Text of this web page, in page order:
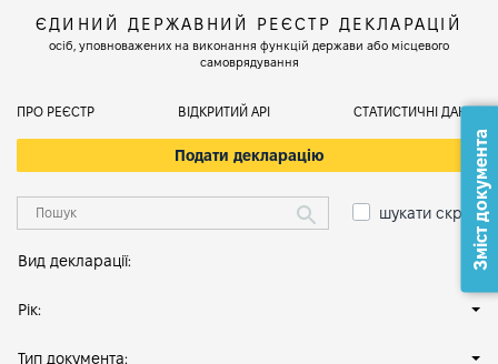
ЄДИНИЙ ДЕРЖАВНИЙ РЕЄСТР ДЕКЛАРАЦІЙ
осіб, уповноважених на виконання функцій держави або місцевого
самоврядування
ПРО РЕЄСТР ВІДКРИТИЙ АРІ СТАТИСТИЧНІ ДАНІ
Подати декларацію
шукати скрізь
Вид декларації:
Рік:
Тип документа:
Зміст документа